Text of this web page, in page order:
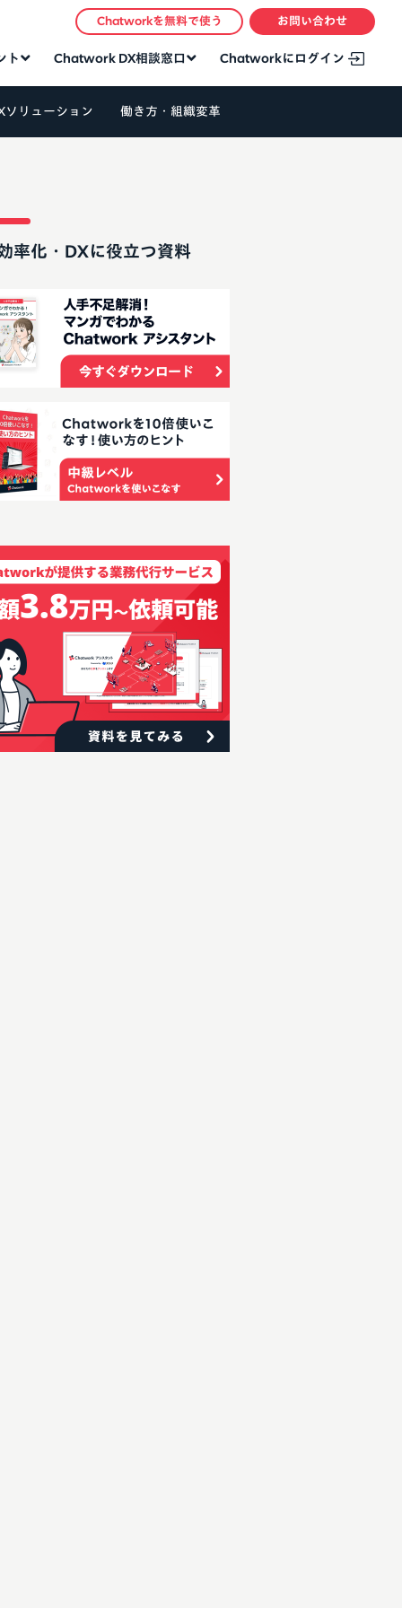
ト Chatwork DX相談窓口 Chatworkにログイン
Chatworkを無料で使う お問い合わせ
ソリューション 働き方・組織変革
率化・DXに役立つ資料